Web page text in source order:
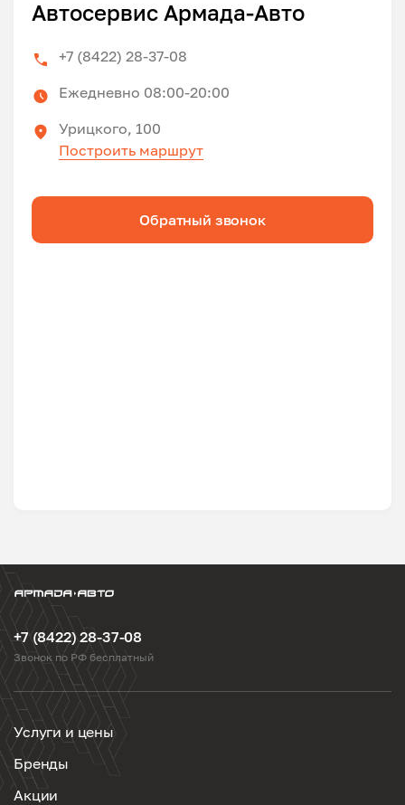
Автосервис Армада-Авто
+7 (8422) 28-37-08
Ежедневно 08:00-20:00
Урицкого, 100
Построить маршрут
Обратный звонок
+7 (8422) 28-37-08
Звонок по РФ бесплатный
Услуги и цены
Бренды
Акции